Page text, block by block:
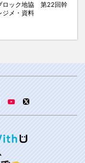
ロック地協 第22回幹
ジメ・資料